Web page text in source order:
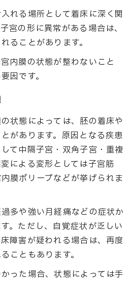
れる場所として着床に深く関
宮の形に異常がある場合は、
ることがあります。
内膜の状態が整わないこと
因です。
状態によっては、胚の着床や
があります。原因となる疾患
て中隔子宮・双角子宮・重複
による変形としては子宮筋
膜ポリープなどが挙げられま
多や強い月経痛などの症状か
。ただし、自覚症状が乏しい
障害が疑われる場合は、再度
こともあります。
った場合、状態によっては手